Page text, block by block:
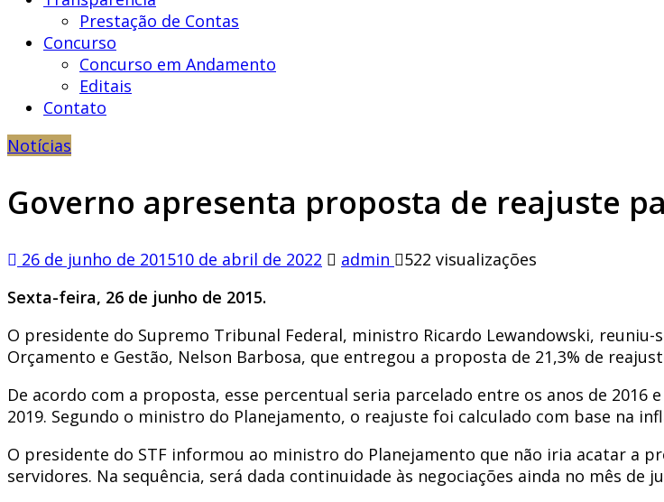
Prestação de Contas
Concurso
Concurso em Andamento
Editais
Contato
Notícias
Governo apresenta proposta de reajuste
26 de junho de 201510 de abril de 2022 admin
522 visualizações
Sexta-feira, 26 de junho de 2015.
O presidente do Supremo Tribunal Federal, ministro Ricardo Lewandowski,
Orçamento e Gestão, Nelson Barbosa, que entregou a proposta de 21,3% de
De acordo com a proposta, esse percentual seria parcelado entre os anos de 2016 e
2019. Segundo o ministro do Planejamento, o reajuste foi calculado com base na
O presidente do STF informou ao ministro do Planejamento que não iria acatar a
servidores. Na sequência, será dada continuidade às negociações ainda no mês de